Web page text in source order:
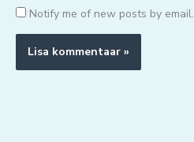
Notify me of new posts by email.